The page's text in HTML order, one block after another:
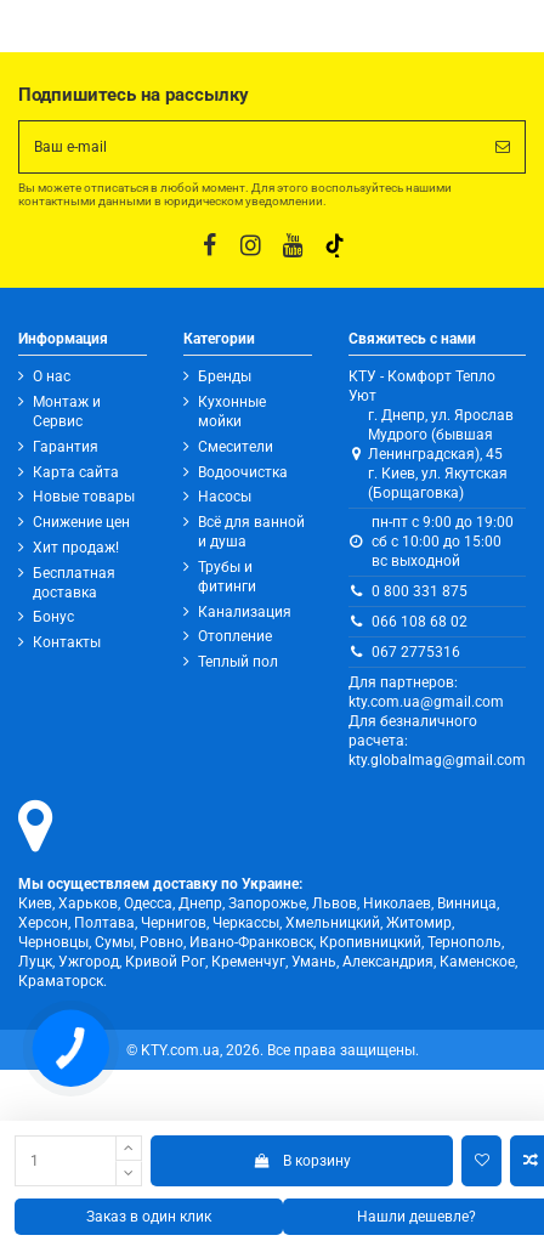
В корзину
Заказ в один клик Нашли дешевле?
Подпишитесь на рассылку
Вы можете отписаться в любой момент. Для этого воспользуйтесь нашими
контактными данными в юридическом уведомлении.
Информация
О нас
Монтаж и
Сервис
Гарантия
Карта сайта
Новые товары
Снижение цен
Хит продаж!
Бесплатная
доставка
Бонус
Контакты
Категории
Бренды
Кухонные
мойки
Смесители
Водоочистка
Насосы
Всё для ванной
и душа
Трубы и
фитинги
Канализация
Отопление
Теплый пол
Свяжитесь с нами
КТУ - Комфорт Тепло
Уют
г. Днепр, ул. Ярослав
Мудрого (бывшая
Ленинградская), 45
г. Киев, ул. Якутская
(Борщаговка)
пн-пт с 9:00 до 19:00
сб с 10:00 до 15:00
вс выходной
0 800 331 875
066 108 68 02
067 2775316
Для партнеров:
kty.com.ua@gmail.com
Для безналичного
расчета:
kty.globalmag@gmail.com
Мы осуществляем доставку по Украине:
Киев, Харьков, Одесса, Днепр, Запорожье, Львов, Николаев, Винница,
Херсон, Полтава, Чернигов, Черкассы, Хмельницкий, Житомир,
Черновцы, Сумы, Ровно, Ивано-Франковск, Кропивницкий, Тернополь,
Луцк, Ужгород, Кривой Рог, Кременчуг, Умань, Александрия, Каменское,
Краматорск.
© KTY.com.ua, 2026. Все права защищены.